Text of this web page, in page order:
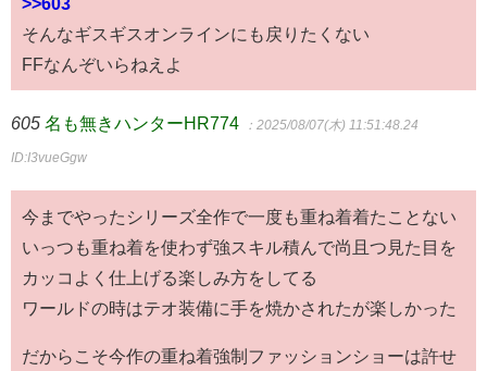
そんなギスギスオンラインにも戻りたくない
FFなんぞいらねえよ
605 名も無きハンターHR774 ：2025/08/07(木) 11:51:48.24
ID:I3vueGgw
今までやったシリーズ全作で一度も重ね着着たことない
いっつも重ね着を使わず強スキル積んで尚且つ見た目を
カッコよく仕上げる楽しみ方をしてる
ワールドの時はテオ装備に手を焼かされたが楽しかった
だからこそ今作の重ね着強制ファッションショーは許せ